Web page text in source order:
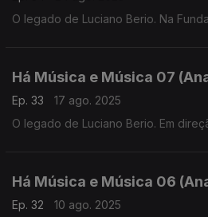
O legado de Luciano Berio. Na
Há Música e Música 07
Ep. 33
17 ago. 2025
O legado de Luciano Berio. Em
Há Música e Música 06
Ep. 32
10 ago. 2025